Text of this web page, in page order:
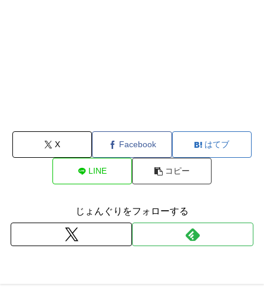
X Facebook はてブ
LINE コピー
じょんぐりをフォローする